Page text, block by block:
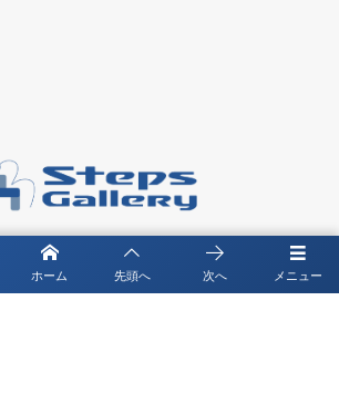
メニュー
ホーム 先頭へ 次へ
東京都中央区銀座4-4-13 琉映ビル5F